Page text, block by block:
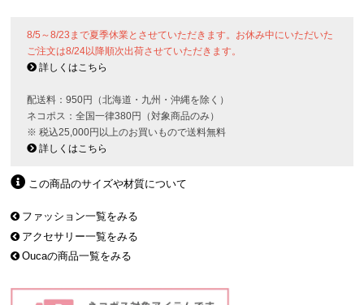
8/5～8/23まで夏季休業とさせていただきます。お休み中にいただいた
ご注文は8/24以降順次出荷させていただきます。
詳しくはこちら
配送料：950円（北海道・九州・沖縄を除く）
ネコポス：全国一律380円（対象商品のみ）
※ 税込25,000円以上のお買いもので送料無料
詳しくはこちら
この商品のサイズや材質について
ファッション一覧をみる
アクセサリー一覧をみる
Oucaの商品一覧をみる